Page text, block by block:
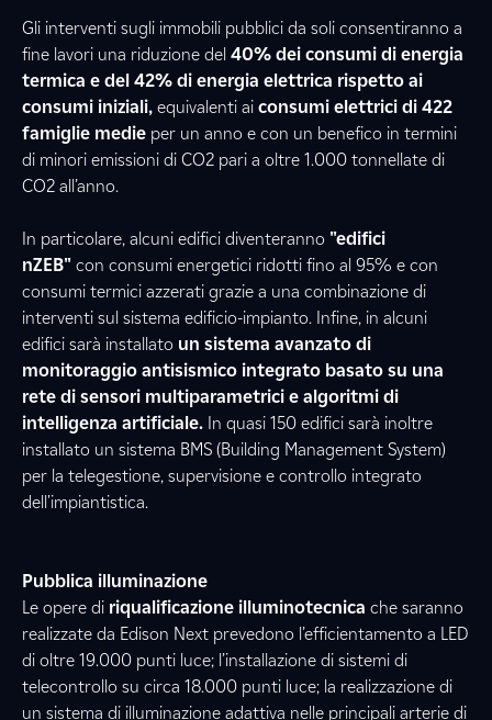
Gli interventi sugli immobili pubblici da soli consentiranno a
fine lavori una riduzione del 40% dei consumi di energia
termica e del 42% di energia elettrica rispetto ai
consumi iniziali, equivalenti ai consumi elettrici di 422
famiglie medie per un anno e con un benefico in termini
di minori emissioni di CO2 pari a oltre 1.000 tonnellate di
CO2 all’anno.
In particolare, alcuni edifici diventeranno "edifici
nZEB" con consumi energetici ridotti fino al 95% e con
consumi termici azzerati grazie a una combinazione di
interventi sul sistema edificio-impianto. Infine, in alcuni
edifici sarà installato un sistema avanzato di
monitoraggio antisismico integrato basato su una
rete di sensori multiparametrici e algoritmi di
intelligenza artificiale. In quasi 150 edifici sarà inoltre
installato un sistema BMS (Building Management System)
per la telegestione, supervisione e controllo integrato
dell'impiantistica.
Pubblica illuminazione
Le opere di riqualificazione illuminotecnica che saranno
realizzate da Edison Next prevedono l’efficientamento a LED
di oltre 19.000 punti luce; l’installazione di sistemi di
telecontrollo su circa 18.000 punti luce; la realizzazione di
un sistema di illuminazione adattiva nelle principali arterie di